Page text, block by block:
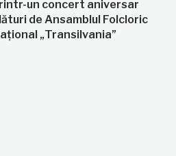
un concert aniversar
de Ansamblul Folcloric
„Transilvania”